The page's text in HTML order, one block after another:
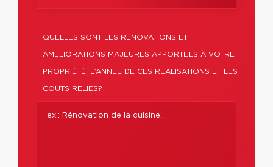
QUELLES SONT LES RÉNOVATIONS ET
AMÉLIORATIONS MAJEURES APPORTÉES À VOTRE
PROPRIÉTÉ, L’ANNÉE DE CES RÉALISATIONS ET LES
COÛTS RELIÉS?